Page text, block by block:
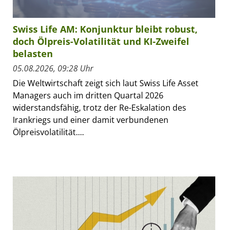
Swiss Life AM: Konjunktur bleibt robust,
doch Ölpreis-Volatilität und KI-Zweifel
belasten
05.08.2026, 09:28 Uhr
Die Weltwirtschaft zeigt sich laut Swiss Life Asset
Managers auch im dritten Quartal 2026
widerstandsfähig, trotz der Re-Eskalation des
Irankriegs und einer damit verbundenen
Ölpreisvolatilität....